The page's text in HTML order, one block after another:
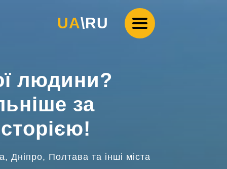
людини?
за
UA\RU
Дніпро, Полтава та інші міста